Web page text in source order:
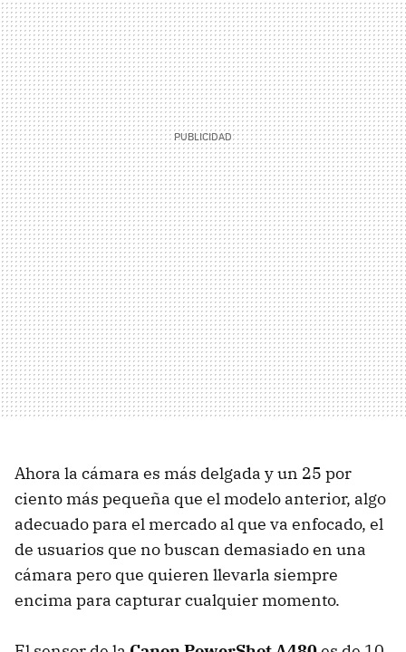
Ahora la cámara es más delgada y un 25 por
ciento más pequeña que el modelo anterior, algo
adecuado para el mercado al que va enfocado, el
de usuarios que no buscan demasiado en una
cámara pero que quieren llevarla siempre
encima para capturar cualquier momento.